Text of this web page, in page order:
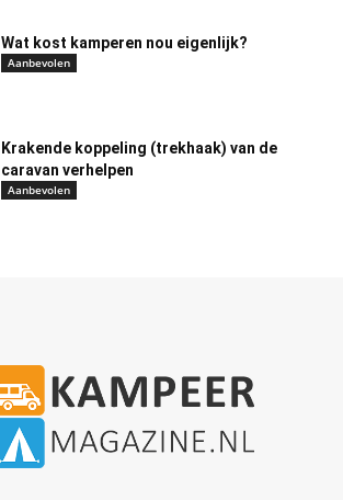
Wat kost kamperen nou eigenlijk?
Aanbevolen
Krakende koppeling (trekhaak) van de
caravan verhelpen
Aanbevolen